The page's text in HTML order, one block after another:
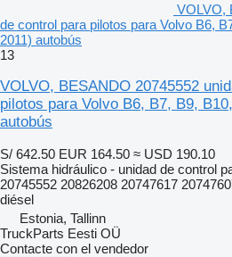
VOLVO,
de control para pilotos para Volvo B6,
2011) autobús
13
VOLVO, BESANDO 20745552
pilotos para Volvo B6, B7, B9,
autobús
S/ 642.50 EUR 164.50 ≈ USD 190.10
Sistema hidráulico - unidad de control
20745552 20826208 20747617
diésel
Estonia, Tallinn
TruckParts Eesti OÜ
Contacte con el vendedor